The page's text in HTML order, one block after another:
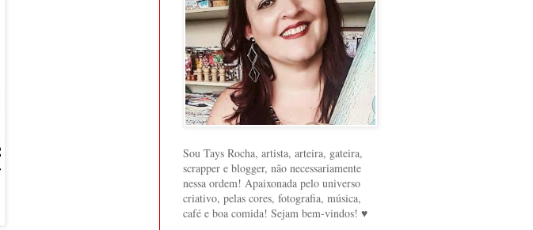
Sou Tays Rocha, artista, arteira, gateira,
scrapper e blogger, não necessariamente
nessa ordem! Apaixonada pelo universo
criativo, pelas cores, fotografia, música,
café e boa comida! Sejam bem-vindos! ♥